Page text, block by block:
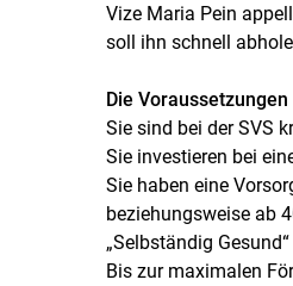
Vize Maria Pein
soll ihn schnell
Die Voraussetzungen
Sie sind bei der SVS
Sie investieren bei
Sie haben eine
beziehungsweise ab
„Selbständig
Bis zur maximalen